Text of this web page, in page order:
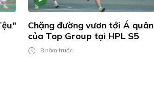
Chặng đường vươn tới Á quân
của Top Group tại HPL S5
8 năm trước